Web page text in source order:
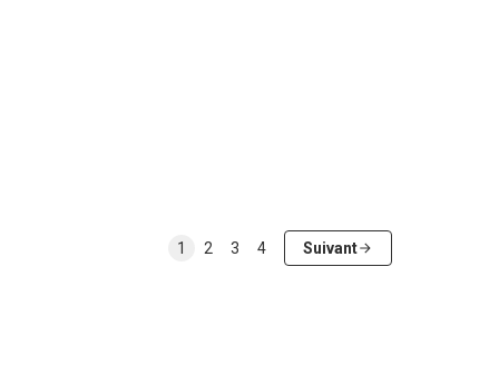
1 2 3 4 Suivant